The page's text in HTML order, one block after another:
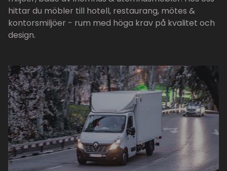
hittar du möbler till hotell, restaurang, mötes &
kontorsmiljöer - rum med höga krav på kvalitet och
design.